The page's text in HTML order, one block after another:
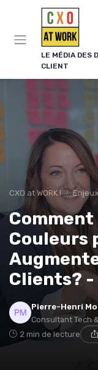
LE MÉDIA DES
CLIENT
CXO at WORK ! Enjeux
Comment
Couleurs
Clients? -
Pierre-Henri
Consultant Tech
2 min de lecture
Panneau de gestion